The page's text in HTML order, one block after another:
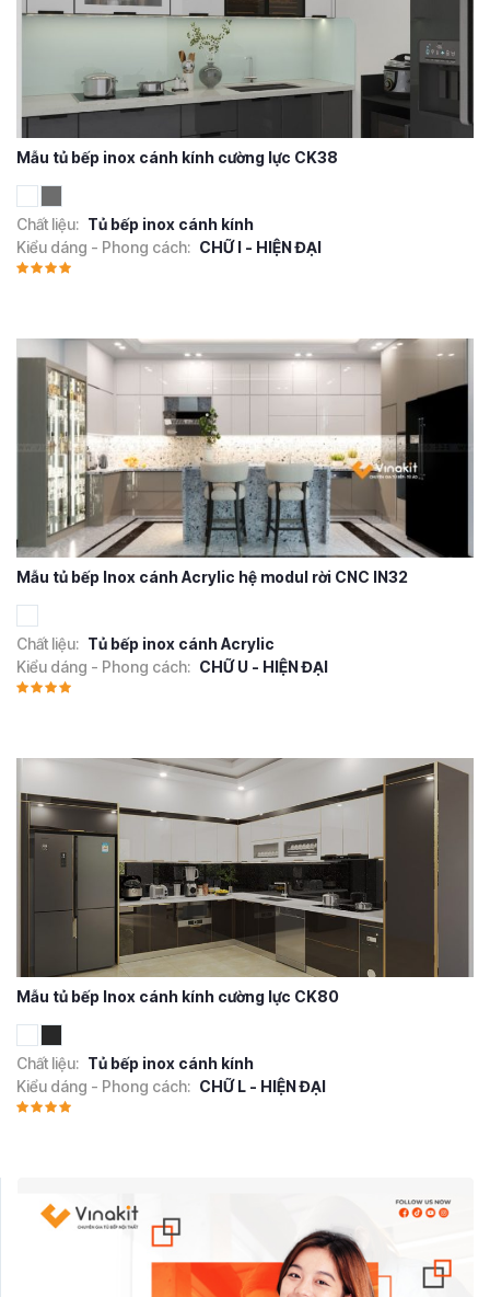
Mẫu tủ bếp inox cánh kính cường lực CK38
Chất liệu: Tủ bếp inox cánh kính
Kiểu dáng - Phong cách: CHỮ I - HIỆN ĐẠI
Mẫu tủ bếp Inox cánh Acrylic hệ modul rời CNC IN32
Chất liệu: Tủ bếp inox cánh Acrylic
Kiểu dáng - Phong cách: CHỮ U - HIỆN ĐẠI
Mẫu tủ bếp Inox cánh kính cường lực CK80
Chất liệu: Tủ bếp inox cánh kính
Kiểu dáng - Phong cách: CHỮ L - HIỆN ĐẠI